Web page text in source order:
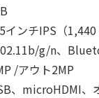
ンチIPS（1,440
g/n、
/アウト2MP
microHDMI、オ